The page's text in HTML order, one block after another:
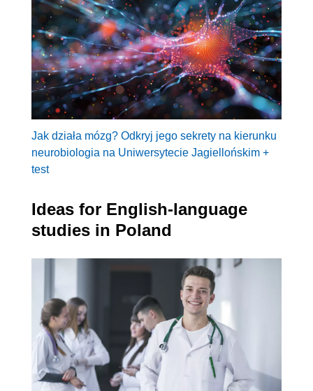
Jak działa mózg? Odkryj jego sekrety na kierunku
neurobiologia na Uniwersytecie Jagiellońskim +
test
Ideas for English-language
studies in Poland